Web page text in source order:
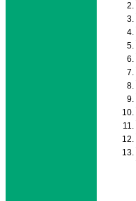
2.
3.
4.
5.
6.
7.
8.
9.
10.
11.
12.
13.